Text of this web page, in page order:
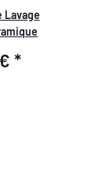
Lavage
*